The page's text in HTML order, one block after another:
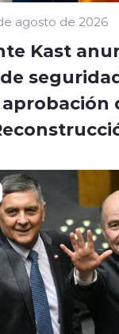
agosto de 2026
Kast